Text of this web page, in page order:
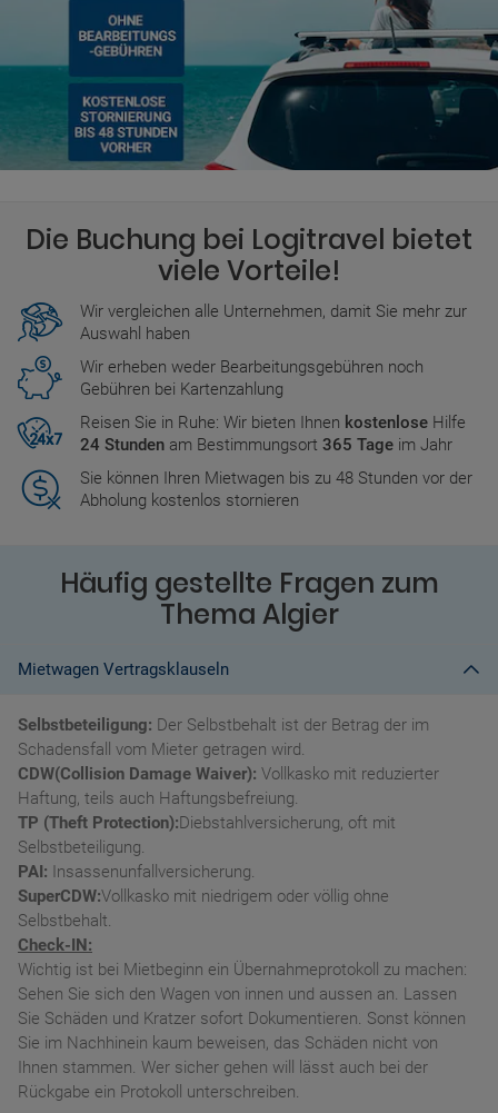
Die Buchung bei Logitravel bietet
viele Vorteile!
Wir vergleichen alle Unternehmen, damit Sie mehr zur
Auswahl haben
Wir erheben weder Bearbeitungsgebühren noch
Gebühren bei Kartenzahlung
Reisen Sie in Ruhe: Wir bieten Ihnen kostenlose Hilfe
24 Stunden am Bestimmungsort 365 Tage im Jahr
Sie können Ihren Mietwagen bis zu 48 Stunden vor der
Abholung kostenlos stornieren
Häufig gestellte Fragen zum
Thema Algier
Mietwagen Vertragsklauseln
Selbstbeteiligung: Der Selbstbehalt ist der Betrag der im
Schadensfall vom Mieter getragen wird.
CDW(Collision Damage Waiver): Vollkasko mit reduzierter
Haftung, teils auch Haftungsbefreiung.
TP (Theft Protection):Diebstahlversicherung, oft mit
Selbstbeteiligung.
PAI: Insassenunfallversicherung.
SuperCDW:Vollkasko mit niedrigem oder völlig ohne
Selbstbehalt.
Check-IN:
Wichtig ist bei Mietbeginn ein Übernahmeprotokoll zu machen:
Sehen Sie sich den Wagen von innen und aussen an. Lassen
Sie Schäden und Kratzer sofort Dokumentieren. Sonst können
Sie im Nachhinein kaum beweisen, das Schäden nicht von
Ihnen stammen. Wer sicher gehen will lässt auch bei der
Rückgabe ein Protokoll unterschreiben.